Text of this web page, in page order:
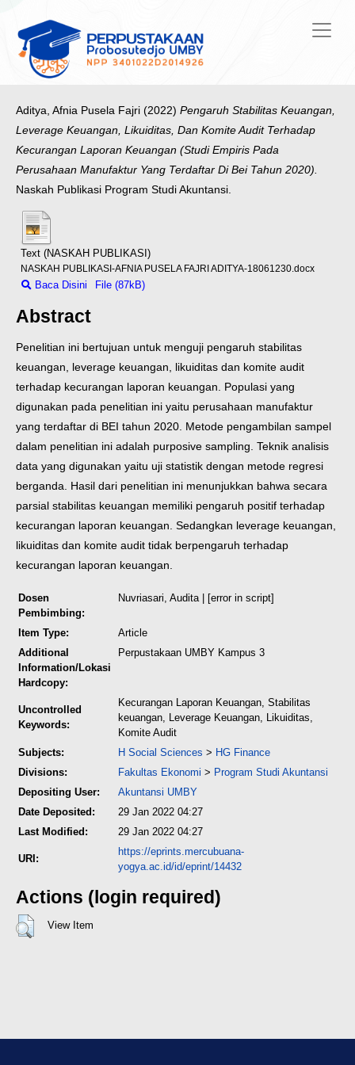
Aditya, Afnia Pusela Fajri (2022) Pengaruh Stabilitas Keuangan,
Leverage Keuangan, Likuiditas, Dan Komite Audit Terhadap
Kecurangan Laporan Keuangan (Studi Empiris Pada
Perusahaan Manufaktur Yang Terdaftar Di Bei Tahun 2020).
Naskah Publikasi Program Studi Akuntansi.
Text (NASKAH PUBLIKASI)
NASKAH PUBLIKASI-AFNIA PUSELA FAJRI ADITYA-18061230.docx
Baca Disini File (87kB)
Abstract
Penelitian ini bertujuan untuk menguji pengaruh stabilitas
keuangan, leverage keuangan, likuiditas dan komite audit
terhadap kecurangan laporan keuangan. Populasi yang
digunakan pada penelitian ini yaitu perusahaan manufaktur
yang terdaftar di BEI tahun 2020. Metode pengambilan sampel
dalam penelitian ini adalah purposive sampling. Teknik analisis
data yang digunakan yaitu uji statistik dengan metode regresi
berganda. Hasil dari penelitian ini menunjukkan bahwa secara
parsial stabilitas keuangan memiliki pengaruh positif terhadap
kecurangan laporan keuangan. Sedangkan leverage keuangan,
likuiditas dan komite audit tidak berpengaruh terhadap
kecurangan laporan keuangan.
Dosen
Pembimbing:
Nuvriasari, Audita| [error in script]
Item Type:
Article
Additional
Information/Lokasi
Hardcopy:
Perpustakaan UMBY Kampus 3
Uncontrolled
Keywords:
Kecurangan Laporan Keuangan, Stabilitas
keuangan, Leverage Keuangan, Likuiditas,
Komite Audit
Subjects:
H Social Sciences > HG Finance
Divisions:
Fakultas Ekonomi > Program Studi Akuntansi
Depositing User:
Akuntansi UMBY
Date Deposited:
29 Jan 2022 04:27
Last Modified:
29 Jan 2022 04:27
URI:
https://eprints.mercubuana-
yogya.ac.id/id/eprint/14432
Actions (login required)
View Item